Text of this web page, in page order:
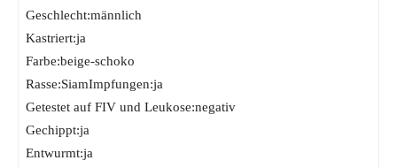
Geschlecht:männlich
Kastriert:ja
Farbe:beige-schoko
Rasse:SiamImpfungen:ja
Getestet auf FIV und Leukose:negativ
Gechippt:ja
Entwurmt:ja